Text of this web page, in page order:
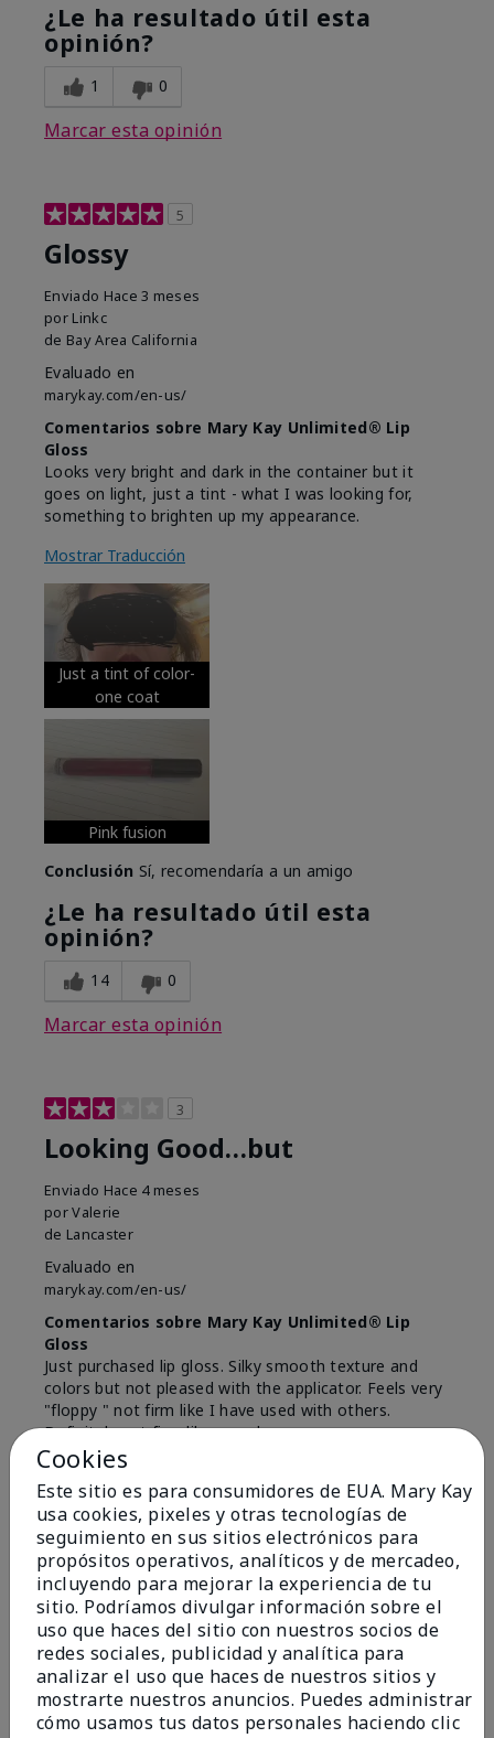
¿Le ha resultado útil esta
opinión?
1 0
Marcar esta opinión
5
Glossy
Enviado Hace 3 meses
por Linkc
de Bay Area California
Evaluado en
marykay.com/en-us/
Comentarios sobre Mary Kay Unlimited® Lip
Gloss
Looks very bright and dark in the container but it
goes on light, just a tint - what I was looking for,
something to brighten up my appearance.
Mostrar Traducción
Just a tint of color-
one coat
Pink fusion
Conclusión Sí, recomendaría a un amigo
¿Le ha resultado útil esta
opinión?
14 0
Marcar esta opinión
3
Looking Good…but
Enviado Hace 4 meses
porValerie
de Lancaster
Evaluado en
marykay.com/en-us/
Comentarios sobre Mary Kay Unlimited® Lip
Gloss
Just purchased lip gloss. Silky smooth texture and
colors but not pleased with the applicator. Feels very
"floppy " not firm like I have used with others.
Definitely not firm like samples were.
Mostrar Traducción
ConclusiónSí, recomendaría a un amigo
¿Le ha resultado útil esta
opinión?
8 1
Marcar esta opinión
Cookies
Este sitio es para consumidores de EUA. Mary Kay
usa cookies, pixeles y otras tecnologías de
seguimiento en sus sitios electrónicos para
propósitos operativos, analíticos y de mercadeo,
incluyendo para mejorar la experiencia de tu
sitio. Podríamos divulgar información sobre el
uso que haces del sitio con nuestros socios de
redes sociales, publicidad y analítica para
analizar el uso que haces de nuestros sitios y
mostrarte nuestros anuncios. Puedes administrar
cómo usamos tus datos personales haciendo clic